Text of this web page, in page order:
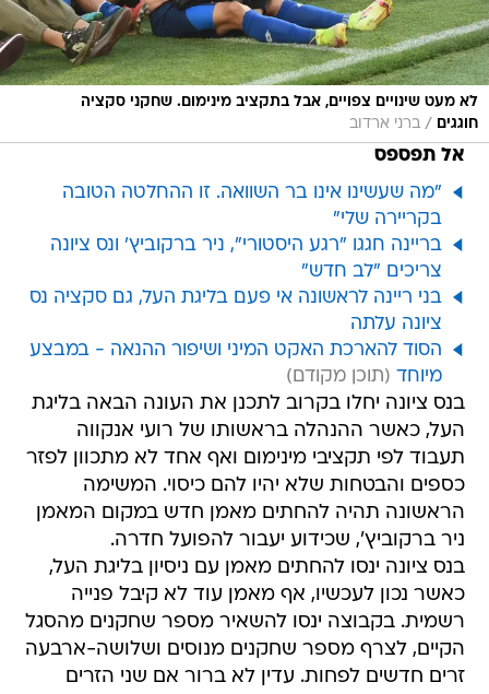
לא מעט שינויים צפויים, אבל בתקציב מינימום. שחקני סקציה
חוגגים
/ ברני ארדוב
אל תפספס
"מה שעשינו אינו בר השוואה. זו ההחלטה הטובה
בקריירה שלי"
בריינה חגגו "רגע היסטורי", ניר ברקוביץ' ונס ציונה
צריכים "לב חדש"
בני ריינה לראשונה אי פעם בליגת העל, גם סקציה נס
ציונה עלתה
הסוד להארכת האקט המיני ושיפור ההנאה - במבצע
מיוחד
בנס ציונה יחלו בקרוב לתכנן את העונה הבאה בליגת
העל, כאשר ההנהלה בראשותו של רועי אנקווה
תעבוד לפי תקציבי מינימום ואף אחד לא מתכוון לפזר
כספים והבטחות שלא יהיו להם כיסוי. המשימה
הראשונה תהיה להחתים מאמן חדש במקום המאמן
ניר ברקוביץ', שכידוע יעבור להפועל חדרה.
בנס ציונה ינסו להחתים מאמן עם ניסיון בליגת העל,
כאשר נכון לעכשיו, אף מאמן עוד לא קיבל פנייה
רשמית. בקבוצה ינסו להשאיר מספר שחקנים מהסגל
הקיים, לצרף מספר שחקנים מנוסים ושלושה-ארבעה
זרים חדשים לפחות. עדין לא ברור אם שני הזרים